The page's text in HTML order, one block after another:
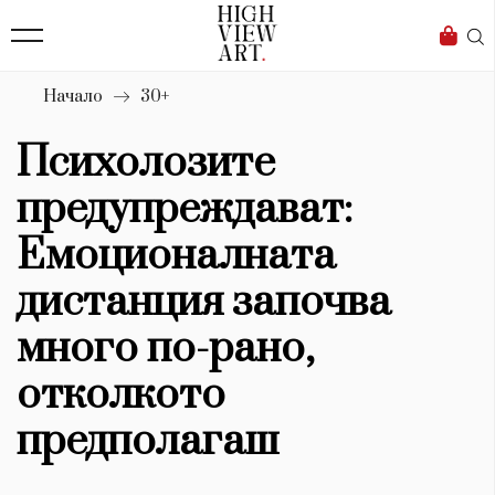
Бизнес
Мода
Dialogue
Изкуство
4340
Красота
777
Дизайн
1272
Книги 1188
Начало 30+
Психолозите
предупреждават:
Емоционалната
дистанция започва
много по-рано,
отколкото
предполагаш